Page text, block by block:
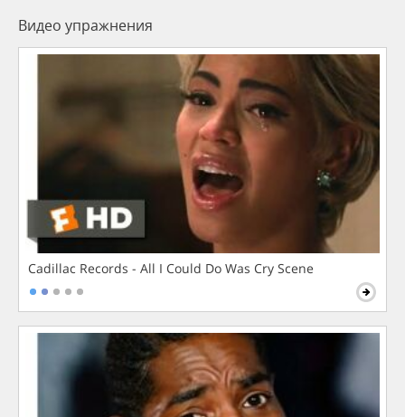
Видео упражнения
Cadillac Records - All I Could Do Was Cry Scene